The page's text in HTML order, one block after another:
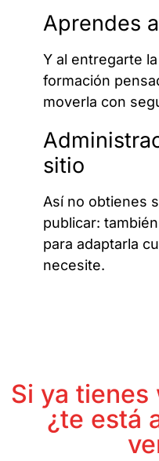
Aprendes
Y al entregarte
formación
moverla con
sitio
Así no obtienes
publicar:
para adaptarla
necesite.
Si ya tienes
¿te está